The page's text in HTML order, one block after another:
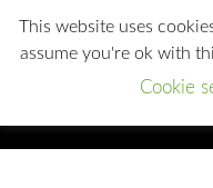
SLG Reichenbach
This website uses
assume you're ok with
Cookie